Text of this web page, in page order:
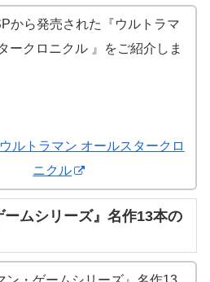
から発売された『ウルトラマ
ークロニクル 』をご紹介しま
ルトラマン オールスタークロ
ニクル
ームシリーズ』名作13本の